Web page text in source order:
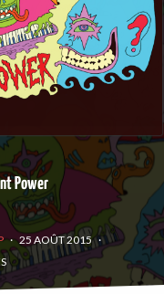
Power
· 25 AOÛT 2015 ·